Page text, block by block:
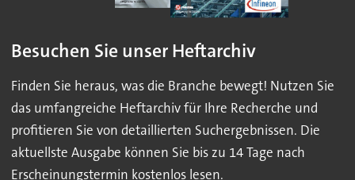
Besuchen Sie unser Heftarchiv
Finden Sie heraus, was die Branche bewegt! Nutzen Sie
das umfangreiche Heftarchiv für Ihre Recherche und
profitieren Sie von detaillierten Suchergebnissen. Die
aktuellste Ausgabe können Sie bis zu 14 Tage nach
Erscheinungstermin kostenlos lesen.